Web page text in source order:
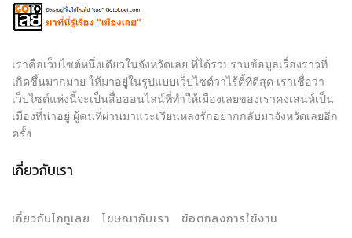
เราคือเว็บไซต์หนึ่งเดียวในจังหวัดเลย ที่ได้รวบรวมข้อมูลเรื่องราวที่
เกิดขึ้นมากมาย ให้มาอยู่ในรูปแบบเว็บไซต์วาไร้ตี้ที่ดีสุด เราเชื่อว่า
เว็บไซต์แห่งนี้จะเป็นสื่อออนไลน์ที่ทำให้เมืองเลยของเราคงเสน่ห์เป็น
เมืองที่น่าอยู่ ผู้คนที่ผ่านมาแวะเวียนหลงรักอยากกลับมาจังหวัดเลยอีก
ครั้ง
เกี่ยวกับเรา
เกี่ยวกับโกทูเลย โฆษณากับเรา
ข้อตกลงการใช้งาน